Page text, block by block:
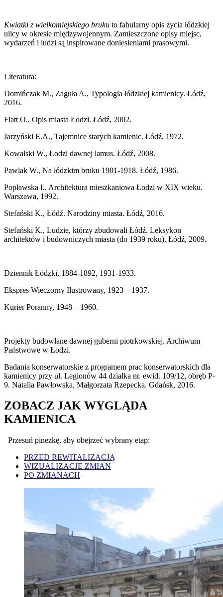
Kwiatki z wielkomiejskiego bruku to fabularny opis życia łódzkiej
ulicy w okresie międzywojennym. Zamieszczone opisy miejsc,
wydarzeń i ludzi są inspirowane doniesieniami prasowymi.
Literatura:
Domińczak M., Zaguła A., Typologia łódzkiej kamienicy. Łódź,
2016.
Flatt O., Opis miasta Łodzi. Łódź, 2002.
Jarzyński E.A., Tajemnice starych kamienic. Łódź, 1972.
Kowalski W., Łodzi dawnej lamus. Łódź, 2008.
Pawlak W., Na łódzkim bruku 1901-1918. Łódź, 1986.
Popławska I., Architektura mieszkaniowa Łodzi w XIX wieku.
Warszawa, 1992.
Stefański K., Łódź. Narodziny miasta. Łódź, 2016.
Stefański K., Ludzie, którzy zbudowali Łódź. Leksykon
architektów i budowniczych miasta (do 1939 roku). Łódź, 2009.
Dziennik Łódzki, 1884-1892, 1931-1933.
Ekspres Wieczorny Ilustrowany, 1923 – 1937.
Kurier Poranny, 1948 – 1960.
Projekty budowlane dawnej guberni piotrkowskiej. Archiwum
Państwowe w Łodzi.
Badania konserwatorskie z programem prac konserwatorskich dla
kamienicy przy ul. Legionów 44 działka nr. ewid. 109/12, obręb P-
9. Natalia Pawłowska, Małgorzata Rzepecka. Gdańsk, 2016.
ZOBACZ JAK WYGLĄDA
KAMIENICA
Przesuń pinezkę, aby obejrzeć wybrany etap:
PRZED REWITALIZACJĄ
WIZUALIZACJE ZMIAN
PO ZMIANACH